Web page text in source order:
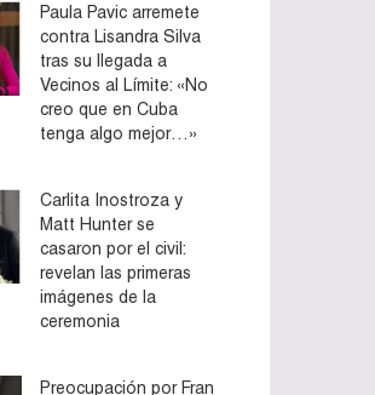
Paula Pavic arremete
contra Lisandra Silva
tras su llegada a
Vecinos al Límite: «No
creo que en Cuba
tenga algo mejor…»
Carlita Inostroza y
Matt Hunter se
casaron por el civil:
revelan las primeras
imágenes de la
ceremonia
Preocupación por Fran